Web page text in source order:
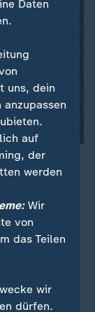
ist nach
Daten
uns, dein
auf
der
werden
Wir
von
das Teilen
wir
dürfen.